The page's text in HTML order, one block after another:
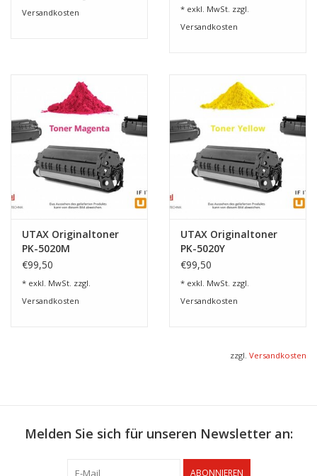
Versandkosten
* exkl. MwSt. zzgl.
Versandkosten
UTAX Originaltoner
PK-5020M
€99,50
* exkl. MwSt. zzgl.
Versandkosten
UTAX Originaltoner
PK-5020Y
€99,50
* exkl. MwSt. zzgl.
Versandkosten
zzgl. Versandkosten
Melden Sie sich für unseren Newsletter an:
ABONNIEREN